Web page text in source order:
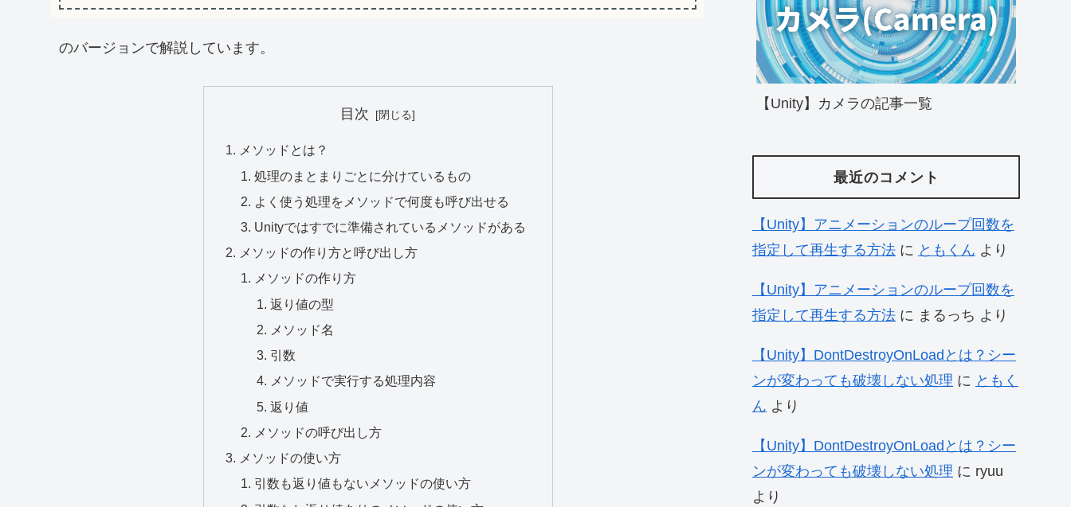
のバージョンで解説しています。
目次
メソッドとは？
処理のまとまりごとに分けているもの
よく使う処理をメソッドで何度も呼び出せる
Unityではすでに準備されているメソッドがある
メソッドの作り方と呼び出し方
メソッドの作り方
返り値の型
メソッド名
引数
メソッドで実行する処理内容
返り値
メソッドの呼び出し方
メソッドの使い方
引数も返り値もないメソッドの使い方
【Unity】カメラの記事一覧
最近のコメント
【Unity】アニメーションのループ回数を
指定して再生する方法 に ともくん より
【Unity】アニメーションのループ回数を
指定して再生する方法 に まるっち より
【Unity】DontDestroyOnLoadとは？シー
ンが変わっても破壊しない処理 に ともく
ん より
【Unity】DontDestroyOnLoadとは？シー
ンが変わっても破壊しない処理 に ryuu
より